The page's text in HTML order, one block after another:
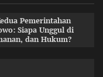
Pemerintahan
Siapa Unggul di
dan Hukum?